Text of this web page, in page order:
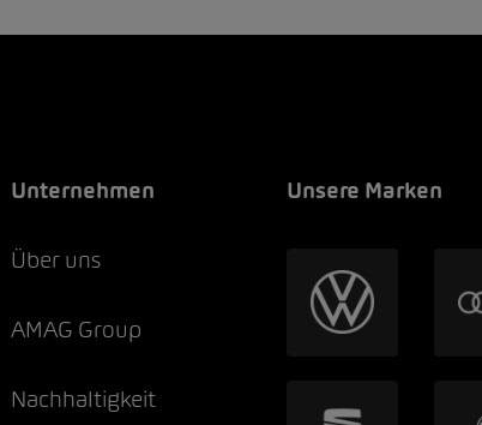
Unternehmen
Über uns
AMAG Group
Nachhaltigkeit
Unsere Marken